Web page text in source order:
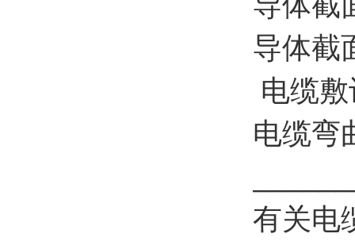
导体截
电缆
电缆弯
有关电